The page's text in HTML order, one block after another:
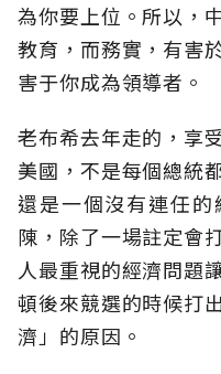
為你要上位。所以，
教育，而務實，有害
害于你成為領導者。
老布希去年走的，享
美國，不是每個總統
還是一個沒有連任
陳，除了一場註定會
人最重視的經濟問題
頓後來競選的時候打
濟」的原因。